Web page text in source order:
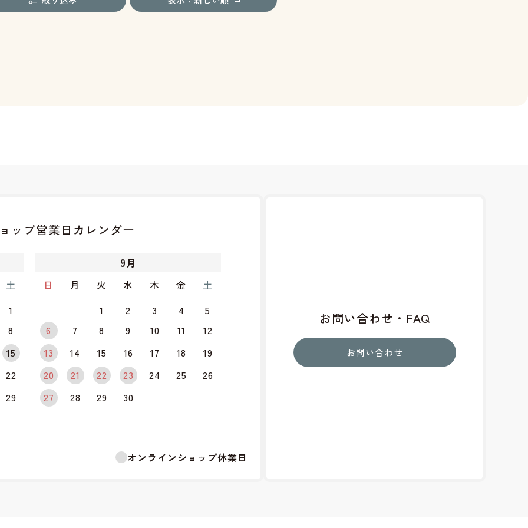
お問い合わせ・FAQ
お問い合わせ
ップ営業日カレンダー
土
1
8
15
22
29
9月
日
月 火 水 木 金
土
1
2 3 4
5
6
7 8 9 10 11
12
13
14 15 16 17 18
19
20
21 22 23 24 25
26
27
28 29 30
オンラインショップ休業日